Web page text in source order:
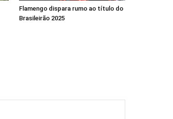
Flamengo dispara rumo ao título do
Brasileirão 2025